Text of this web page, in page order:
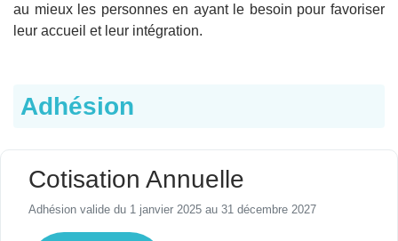
au mieux les personnes en ayant le besoin pour favoriser
leur accueil et leur intégration.
Adhésion
Cotisation Annuelle
Adhésion valide du 1 janvier 2025 au 31 décembre 2027